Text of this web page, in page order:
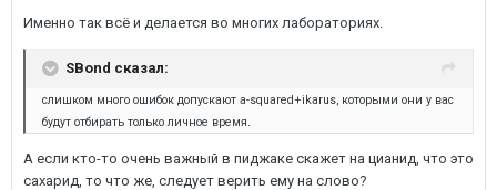
Именно так всё и делается во многих лабораториях.
SBond сказал:
слишком много ошибок допускают a-squared+ikarus, которыми они у вас
будут отбирать только личное время.
А если кто-то очень важный в пиджаке скажет на цианид, что это
сахарид, то что же, следует верить ему на слово?